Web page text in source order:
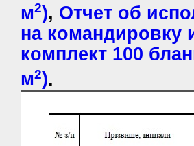
м2), Отчет об
на командировку
комплект 100
м2).